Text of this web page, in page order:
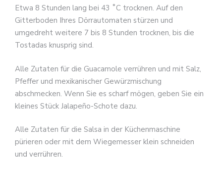
Etwa 8 Stunden lang bei 43 ˚C trocknen. Auf den
Gitterboden Ihres Dörrautomaten stürzen und
umgedreht weitere 7 bis 8 Stunden trocknen, bis die
Tostadas knusprig sind.
Alle Zutaten für die Guacamole verrühren und mit Salz,
Pfeffer und mexikanischer Gewürzmischung
abschmecken. Wenn Sie es scharf mögen, geben Sie ein
kleines Stück Jalapeño-Schote dazu.
Alle Zutaten für die Salsa in der Küchenmaschine
pürieren oder mit dem Wiegemesser klein schneiden
und verrühren.